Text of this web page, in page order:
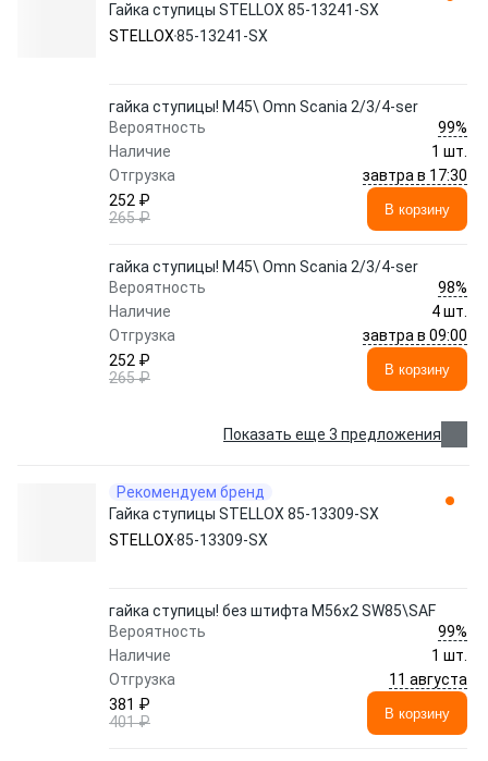
Гайка ступицы STELLOX 85-13241-SX
STELLOX85-13241-SX
гайка ступицы! M45\ Omn Scania 2/3/4-ser
Вероятность
99%
Наличие
1 шт.
Отгрузка
завтра в 17:30
252 ₽
265 ₽
В корзину
гайка ступицы! M45\ Omn Scania 2/3/4-ser
Вероятность
98%
Наличие
4 шт.
Отгрузка
завтра в 09:00
252 ₽
265 ₽
В корзину
Показать еще 3 предложения
Рекомендуем бренд
Гайка ступицы STELLOX 85-13309-SX
STELLOX85-13309-SX
гайка ступицы! без штифта M56x2 SW85\SAF
Вероятность
99%
Наличие
1 шт.
Отгрузка
11 августа
381 ₽
401 ₽
В корзину